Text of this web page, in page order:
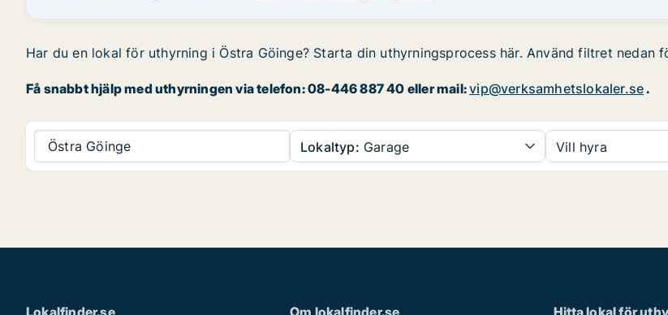
Har du en lokal för uthyrning i Östra Göinge? Starta din uthyrningsprocess här. Använd filtret
Få snabbt hjälp med uthyrningen via telefon: 08-446 887 40 eller mail:vip@verksamhetslokaler.se.
Östra Göinge Lokaltyp: Garage Vill hyra
Lokalfinder.se Om lokalfinder.se Hitta lokal för